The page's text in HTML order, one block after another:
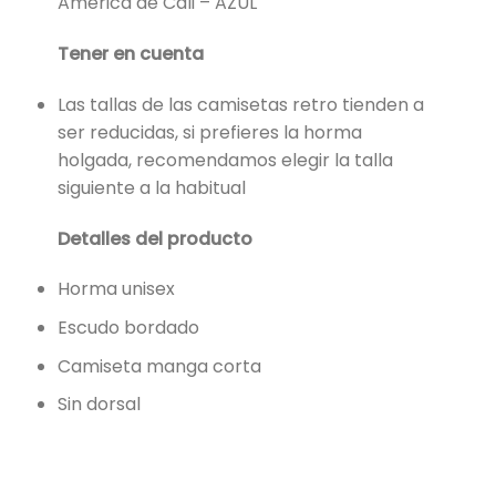
Tener en cuenta
Las tallas de las camisetas retro tienden a
ser reducidas, si prefieres la horma
holgada, recomendamos elegir la talla
siguiente a la habitual
Detalles del producto
Horma unisex
Escudo bordado
Camiseta manga corta
Sin dorsal